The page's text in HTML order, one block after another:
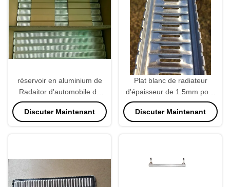
réservoir en aluminium de
Radaitor d'automobile de
PlateFor d'en-tête de
l'épaisseur 3003 de 1.5mm
Discuter Maintenant
Plat blanc de radiateur
d'épaisseur de 1.5mm pour
le noyau automatique
Corolla 86 de radiateur
Discuter Maintenant